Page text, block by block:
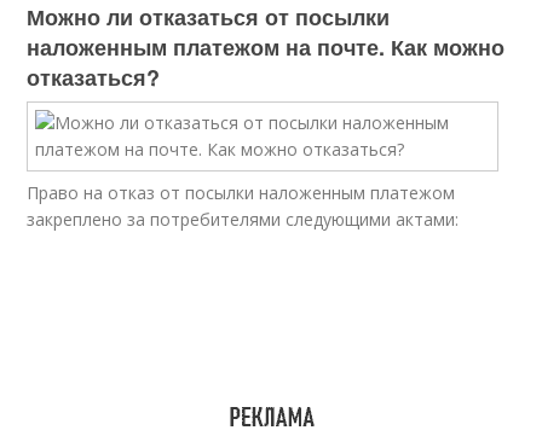
Можно ли отказаться от посылки
наложенным платежом на почте. Как можно
отказаться?
Право на отказ от посылки наложенным платежом
закреплено за потребителями следующими актами: